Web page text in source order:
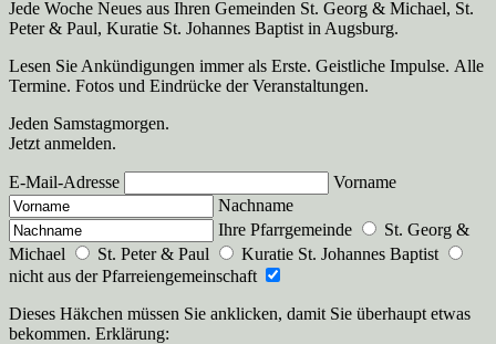
Jede Woche Neues aus Ihren Gemeinden St. Georg & Michael, St.
Peter & Paul, Kuratie St. Johannes Baptist in Augsburg.
Lesen Sie Ankündigungen immer als Erste. Geistliche Impulse. Alle
Termine. Fotos und Eindrücke der Veranstaltungen.
Jeden Samstagmorgen.
Jetzt anmelden.
E-Mail-Adresse
Vorname
Nachname
Ihre Pfarrgemeinde
St. Georg &
Michael
St. Peter & Paul
Kuratie St. Johannes Baptist
nicht aus der Pfarreiengemeinschaft
Dieses Häkchen müssen Sie anklicken, damit Sie überhaupt etwas
bekommen. Erklärung: